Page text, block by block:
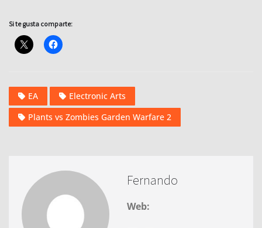
Si te gusta comparte:
EA
Electronic Arts
Plants vs Zombies Garden Warfare 2
Fernando
Web: